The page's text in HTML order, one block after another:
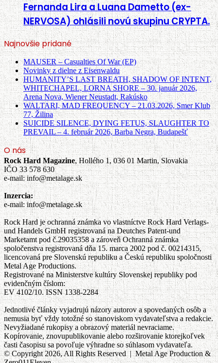
Fernanda Lira a Luana Dametto (ex-
NERVOSA) ohlásili novú skupinu CRYPTA.
Najnovšie pridané
MAUSER – Casualties Of War (EP)
Novinky z dielne z Eisenwaldu
HUMANITY’S LAST BREATH, SHADOW OF INTENT,
WHITECHAPEL, LORNA SHORE – 30. január 2026,
Arena Nova, Wiener Neustadt, Rakúsko
WALTARI, MAD FREQUENCY – 21.03.2026, Smer Klub
77, Žilina
SUICIDE SILENCE, DYING FETUS, SLAUGHTER TO
PREVAIL – 4. február 2026, Barba Negra, Budapešť
O nás
Rock Hard Magazine, Hollého 1, 036 01 Martin, Slovakia
IČO 33 578 630
e-mail: info@metalage.sk
Inzercia:
e-mail: info@metalage.sk
Rock Hard je ochranná známka vo vlastníctve Rock Hard Verlags-
und Handels GmbH registrovaná na Deutches Patent-und
Marketamt pod č.29035358 a zároveň Ochranná známka
spoločenstva registrovaná dňa 15. marca 2002 pod č. 00214315,
licencovaná pre Slovenskú republiku a Českú republiku spoločnosti
Metal Age Productions.
Registrované na Ministerstve kultúry Slovenskej republiky pod
evidenčným číslom:
EV 4102/10. ISSN 1338-2284
Jednotlivé články vyjadrujú názory autorov a spovedaných osôb a
nemusia byť vždy totožné so stanoviskom vydavateľstva a redakcie.
Nevyžiadané rukopisy a obrazový materiál nevraciame.
Kopírovanie, znovupublikovanie alebo rozširovanie ktorejkoľvek
časti časopisu sa povoľuje výhradne so súhlasom vydavateľa.
© Copyright 2026, All Rights Reserved | Metal Age Production &